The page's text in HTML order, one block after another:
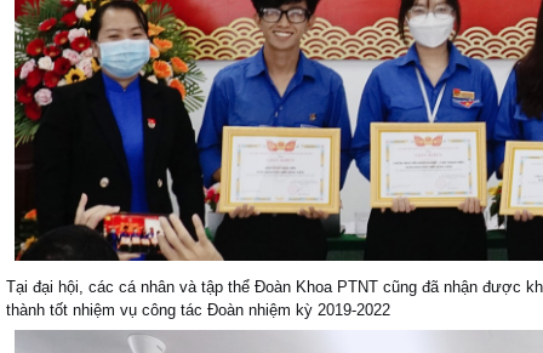
Tại đại hội, các cá nhân và tập thể Đoàn Khoa PTNT cũng đã nhận được
thành tốt nhiệm vụ công tác Đoàn nhiệm kỳ 2019-2022